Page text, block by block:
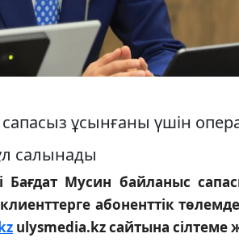
ұсынғаны үшін
салынады
Мусин байланыс
абоненттік
ulysmedia.kz сайтына сілтеме